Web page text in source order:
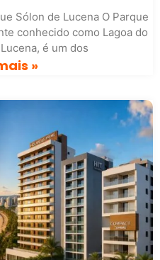
Sólon de Lucena O Parque
conhecido como Lagoa do
é um dos
»